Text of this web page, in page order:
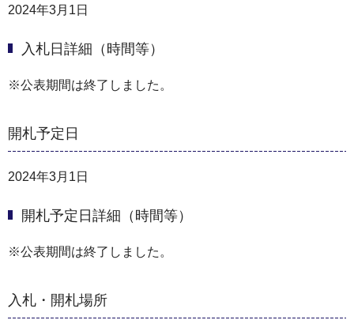
2024年3月1日
入札日詳細（時間等）
※公表期間は終了しました。
開札予定日
2024年3月1日
開札予定日詳細（時間等）
※公表期間は終了しました。
入札・開札場所